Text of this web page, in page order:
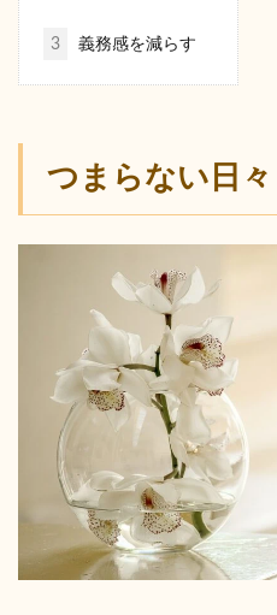
3 義務感を減らす
つまらない日々